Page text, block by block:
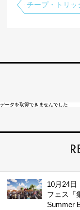
チープ・トリッ
データを取得できませんでした
10月24日
フェス『
Summer